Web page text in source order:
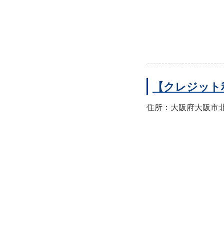
【クレジッ
住所：大阪府大阪市